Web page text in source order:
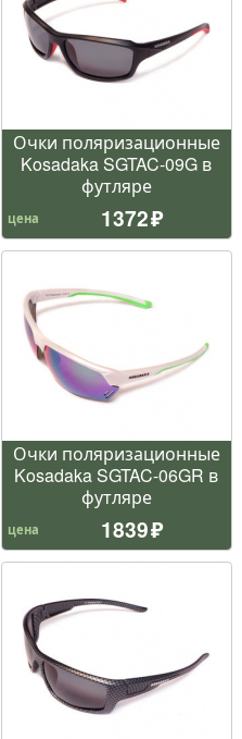
Очки поляризационные
Kosadaka SGTAC-09G в
футляре
цена 1372
Очки поляризационные
Kosadaka SGTAC-06GR в
футляре
цена 1839